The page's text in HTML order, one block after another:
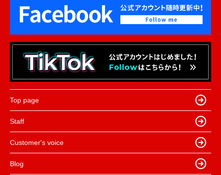
Top page
Staff
Customer's voice
Blog